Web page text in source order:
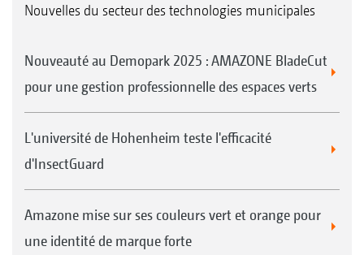
Nouvelles du secteur des technologies municipales
Nouveauté au Demopark 2025 : AMAZONE BladeCut
pour une gestion professionnelle des espaces verts
L'université de Hohenheim teste l'efficacité
d'InsectGuard
Amazone mise sur ses couleurs vert et orange pour
une identité de marque forte